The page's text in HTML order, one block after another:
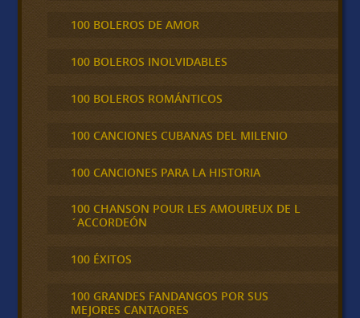
100 BOLEROS DE AMOR
100 BOLEROS INOLVIDABLES
100 BOLEROS ROMÁNTICOS
100 CANCIONES CUBANAS DEL MILENIO
100 CANCIONES PARA LA HISTORIA
100 CHANSON POUR LES AMOUREUX DE L
´ACCORDEÓN
100 ÉXITOS
100 GRANDES FANDANGOS POR SUS
MEJORES CANTAORES